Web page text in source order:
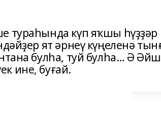
тураһында күп яҡшы
ят әрнеү күңеленә
булһа, туй булһа… Ә
ине, буғай.